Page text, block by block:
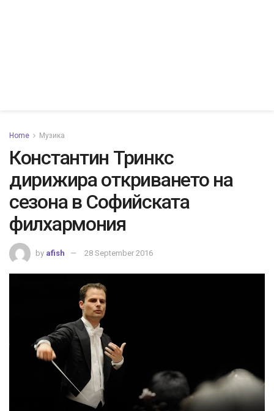
Home Музика
Константин Тринкс
дирижира откриването на
сезона в Софийската
филхармония
by afish 28 September 2016